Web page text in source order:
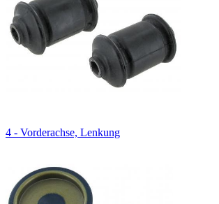
4 - Vorderachse, Lenkung